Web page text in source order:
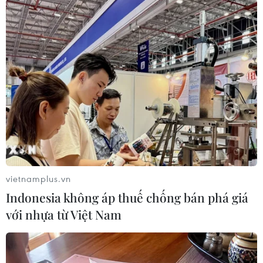
#Nhà thiết kế
#Ca sỹ Kpop Hàn Quốc
Theo dõi VietnamPlus
TIN LIÊN QUAN
vietnamplus.vn
Indonesia không áp thuế chống bán phá giá
với nhựa từ Việt Nam